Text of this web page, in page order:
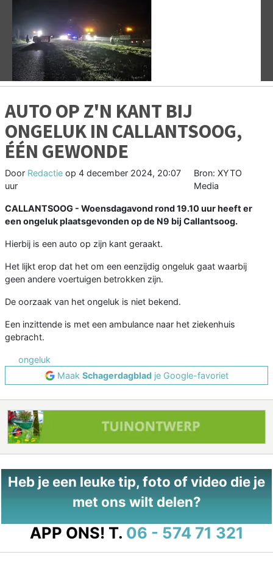
Vorige
AUTO OP Z'N KANT BIJ
ONGELUK IN CALLANTSOOG,
ÉÉN GEWONDE
Door Redactie op 4 december 2024, 20:07
uur
Bron: XYTO
Media
CALLANTSOOG - Woensdagavond rond 19.10 uur heeft er
een ongeluk plaatsgevonden op de N9 bij Callantsoog.
Hierbij is een auto op zijn kant geraakt.
Het lijkt erop dat het om een eenzijdig ongeluk gaat waarbij
geen andere voertuigen betrokken zijn.
De oorzaak van het ongeluk is niet bekend.
Een inzittende is met een ambulance naar het ziekenhuis
gebracht.
ongeluk
Maak Schagerdagbladje Google-favoriet
Heb je een leuke tip, foto of video die je
met ons wilt delen?
APP ONS! T. 06 - 574 71 321